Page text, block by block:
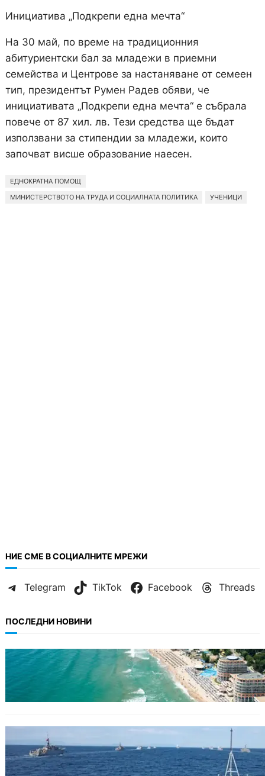
Инициатива „Подкрепи една мечта“
На 30 май, по време на традиционния
абитуриентски бал за младежи в приемни
семейства и Центрове за настаняване от семеен
тип, президентът Румен Радев обяви, че
инициативата „Подкрепи една мечта“ е събрала
повече от 87 хил. лв. Тези средства ще бъдат
използвани за стипендии за младежи, които
започват висше образование наесен.
ЕДНОКРАТНА ПОМОЩ
МИНИСТЕРСТВОТО НА ТРУДА И СОЦИАЛНАТА ПОЛИТИКА
УЧЕНИЦИ
НИЕ СМЕ В СОЦИАЛНИТЕ МРЕЖИ
Telegram TikTok Facebook Threads
ПОСЛЕДНИ НОВИНИ
ИКОНОМИКА
Интерактивна карта показва всички водни
бази по Черноморието
Нов минен ловец за българския флот
пристига до края на годината